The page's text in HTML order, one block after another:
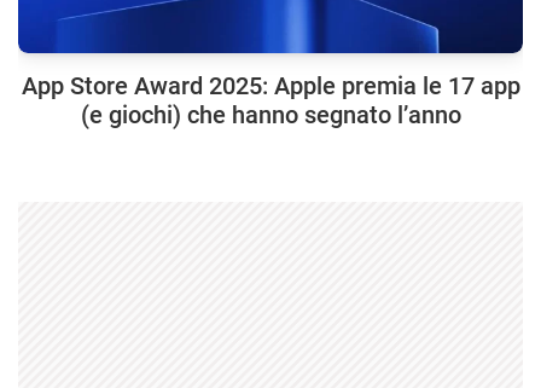
App Store Award 2025: Apple premia le 17 app
(e giochi) che hanno segnato l’anno